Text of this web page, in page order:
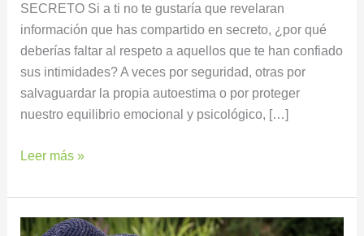
SECRETO Si a ti no te gustaría que revelaran
información que has compartido en secreto, ¿por qué
deberías faltar al respeto a aquellos que te han confiado
sus intimidades? A veces por seguridad, otras por
salvaguardar la propia autoestima o por proteger
nuestro equilibrio emocional y psicológico, […]
Leer más »
La